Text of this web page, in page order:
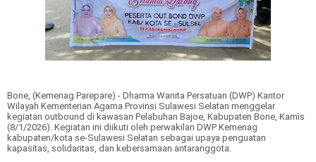
Bone, (Kemenag Parepare) - Dharma Wanita Persatuan (DWP) Kantor
Wilayah Kementerian Agama Provinsi Sulawesi Selatan menggelar
kegiatan outbound di kawasan Pelabuhan Bajoe, Kabupaten Bone, Kamis
(8/1/2026). Kegiatan ini diikuti oleh perwakilan DWP Kemenag
kabupaten/kota se-Sulawesi Selatan sebagai upaya penguatan
kapasitas, solidaritas, dan kebersamaan antaranggota.